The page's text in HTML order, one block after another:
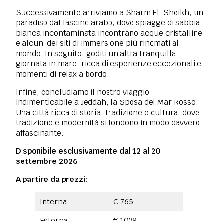
Successivamente arriviamo a Sharm El-Sheikh, un
paradiso dal fascino arabo, dove spiagge di sabbia
bianca incontaminata incontrano acque cristalline
e alcuni dei siti di immersione più rinomati al
mondo. In seguito, goditi un’altra tranquilla
giornata in mare, ricca di esperienze eccezionali e
momenti di relax a bordo.
Infine, concludiamo il nostro viaggio
indimenticabile a Jeddah, la Sposa del Mar Rosso.
Una città ricca di storia, tradizione e cultura, dove
tradizione e modernità si fondono in modo davvero
affascinante.
Disponibile esclusivamente dal 12 al 20
settembre 2026
A partire da prezzi:
Interna
€ 765